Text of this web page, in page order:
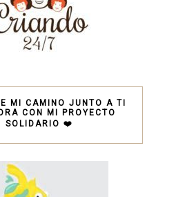
MI CAMINO JUNTO A TI
CON MI PROYECTO
SOLIDARIO ❤️